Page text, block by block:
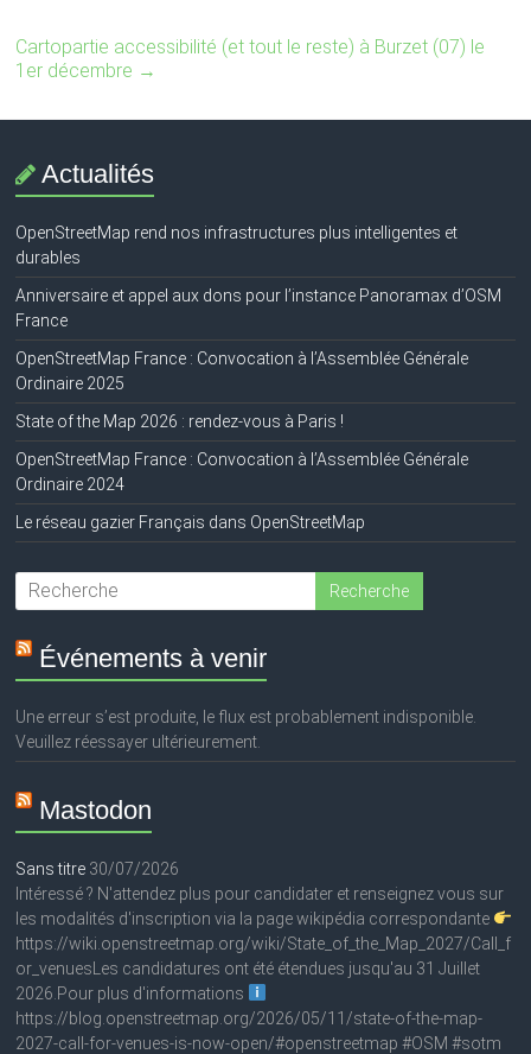
Cartopartie accessibilité (et tout le reste) à Burzet (07) le
1er décembre →
Actualités
OpenStreetMap rend nos infrastructures plus intelligentes et
durables
Anniversaire et appel aux dons pour l’instance Panoramax d’OSM
France
OpenStreetMap France : Convocation à l’Assemblée Générale
Ordinaire 2025
State of the Map 2026 : rendez-vous à Paris !
OpenStreetMap France : Convocation à l’Assemblée Générale
Ordinaire 2024
Le réseau gazier Français dans OpenStreetMap
Événements à venir
Une erreur s’est produite, le flux est probablement indisponible.
Veuillez réessayer ultérieurement.
Mastodon
Sans titre 30/07/2026
Intéressé ? N'attendez plus pour candidater et renseignez vous sur
les modalités d'inscription via la page wikipédia correspondante
https://wiki.openstreetmap.org/wiki/State_of_the_Map_2027/Call_f
or_venuesLes candidatures ont été étendues jusqu'au 31 Juillet
2026.Pour plus d'informations
https://blog.openstreetmap.org/2026/05/11/state-of-the-map-
2027-call-for-venues-is-now-open/#openstreetmap #OSM #sotm